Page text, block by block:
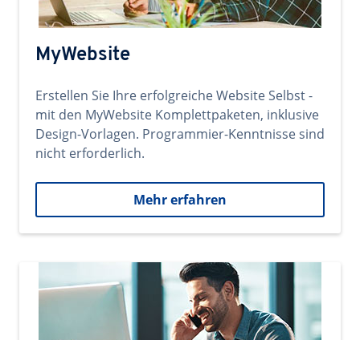
MyWebsite
Erstellen Sie Ihre erfolgreiche Website Selbst -
mit den MyWebsite Komplettpaketen, inklusive
Design-Vorlagen. Programmier-Kenntnisse sind
nicht erforderlich.
Mehr erfahren